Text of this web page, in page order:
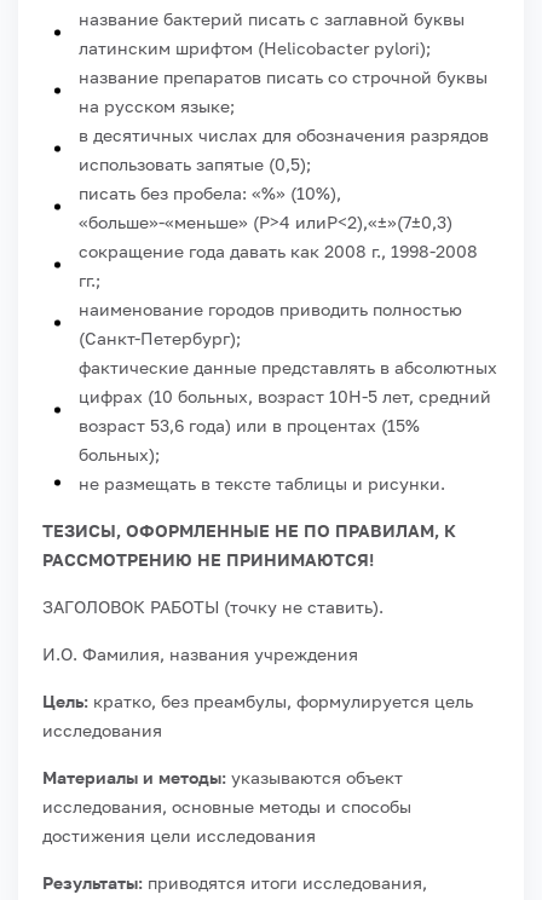
название бактерий писать с заглавной буквы
латинским шрифтом (Helicobacter pylori);
название препаратов писать со строчной буквы
на русском языке;
в десятичных числах для обозначения разрядов
использовать запятые (0,5);
писать без пробела: «%» (10%),
«больше»-«меньше» (Р>4 илиР<2),«±»(7±0,3)
сокращение года давать как 2008 г., 1998-2008
гг.;
наименование городов приводить полностью
(Санкт-Петербург);
фактические данные представлять в абсолютных
цифрах (10 больных, возраст 10Н-5 лет, средний
возраст 53,6 года) или в процентах (15%
больных);
не размещать в тексте таблицы и рисунки.
ТЕЗИСЫ, ОФОРМЛЕННЫЕ НЕ ПО ПРАВИЛАМ, К
РАССМОТРЕНИЮ НЕ ПРИНИМАЮТСЯ!
ЗАГОЛОВОК РАБОТЫ (точку не ставить).
И.О. Фамилия, названия учреждения
Цель: кратко, без преамбулы, формулируется цель
исследования
Материалы и методы: указываются объект
исследования, основные методы и способы
достижения цели исследования
Результаты: приводятся итоги исследования,